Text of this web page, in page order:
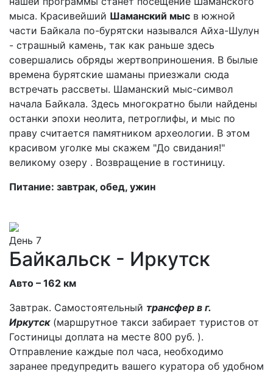
мыса. Красивейший Шаманский мыс в южной
части Байкала по-бурятски назывался Айха-Шулун
- страшный камень, так как раньше здесь
совершались обряды жертвоприношения. В былые
времена бурятские шаманы приезжали сюда
встречать рассветы. Шаманский мыс-символ
начала Байкала. Здесь многократно были найдены
останки эпохи неолита, петроглифы, и мыс по
праву считается памятником археологии. В этом
красивом уголке мы скажем "До свидания!"
великому озеру . Возвращение в гостиницу.
Питание: завтрак, обед, ужин
День 7
Байкальск - Иркутск
Авто – 162 км
Завтрак. Самостоятельный трансфер в г.
Иркутск(маршрутное такси забирает туристов от
Гостиницы доплата на месте 800 руб. ).
Отправление каждые пол часа, необходимо
заранее предупредить вашего куратора об удобном